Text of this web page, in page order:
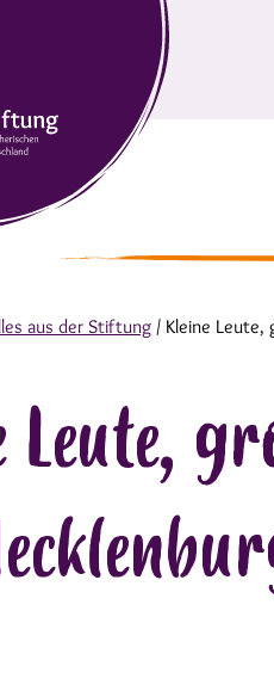
aus der Stiftung / Kleine Leute,
Leute,